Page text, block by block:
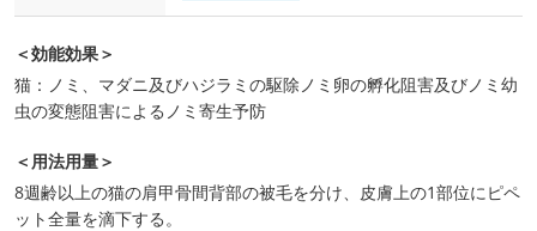
＜効能効果＞
猫：ノミ、マダニ及びハジラミの駆除ノミ卵の孵化阻害及びノミ幼
虫の変態阻害によるノミ寄生予防
＜用法用量＞
8週齢以上の猫の肩甲骨間背部の被毛を分け、皮膚上の1部位にピペ
ット全量を滴下する。